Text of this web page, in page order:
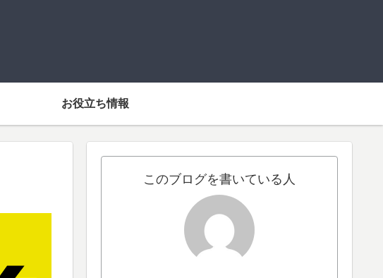
お役立ち情報
このブログを書いている人